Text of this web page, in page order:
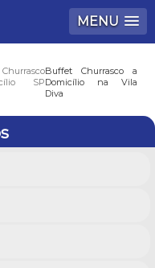
MENU
SP
Buffet Churrasco a
Domicílio na Vila
Diva